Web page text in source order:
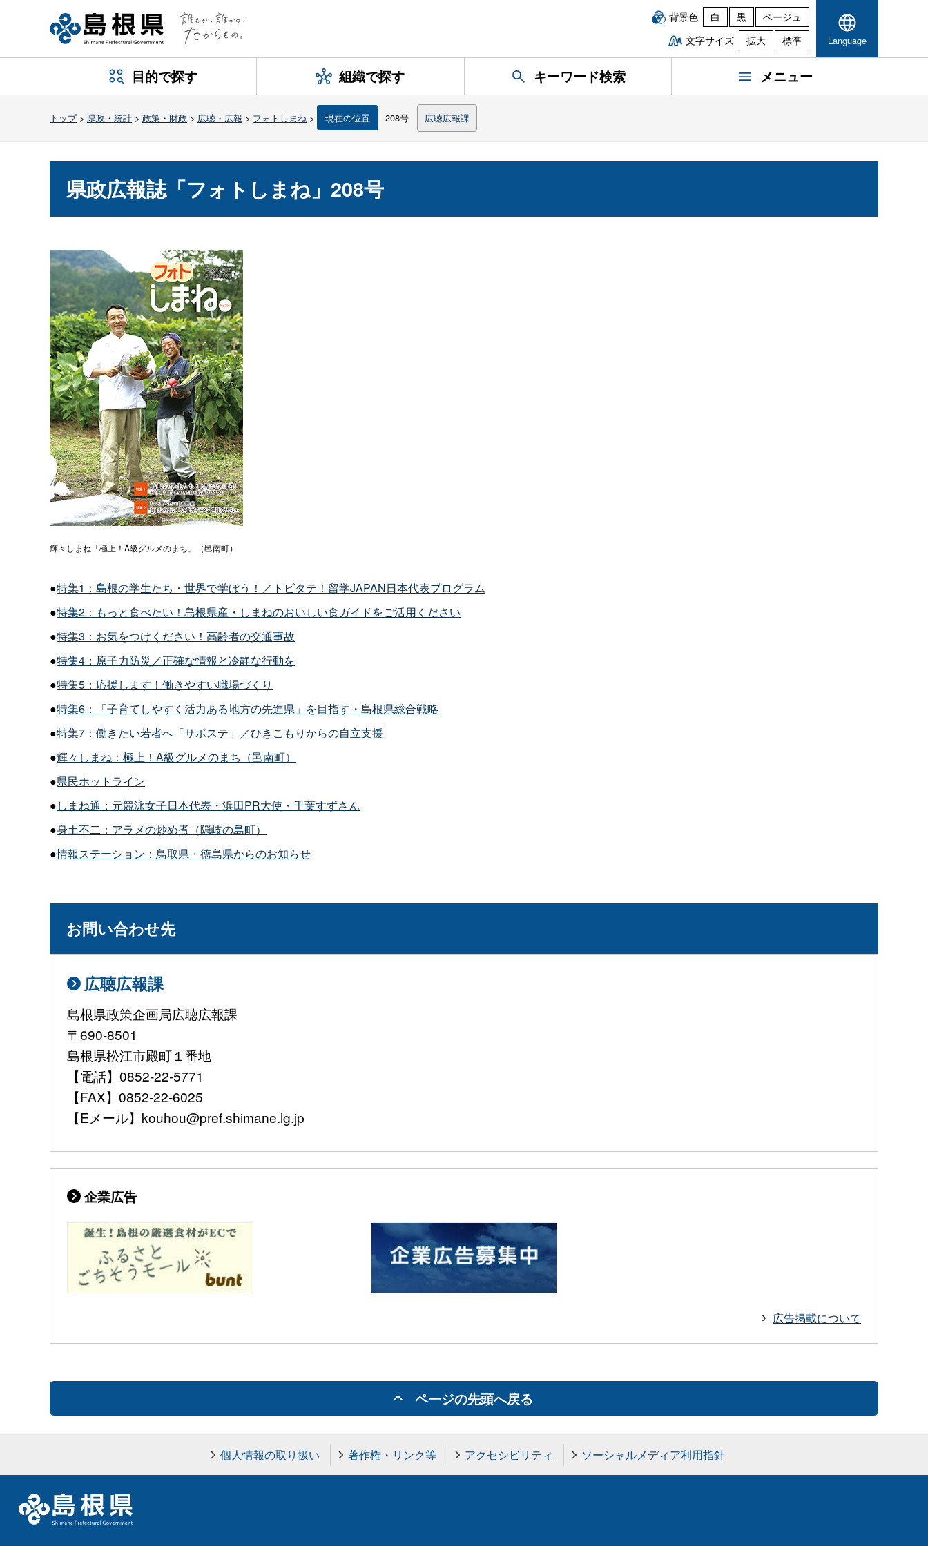
背景色 白 黒
ベージュ
文字サイズ
拡大 標準 Language
目的で探す 組織で探す キーワード検索 メニュー
トップ> 県政・統計 > 政策・財政 > 広聴・広報 > フォトしまね > 現在の位置 208号 広聴広報課
県政広報誌「フォトしまね」208号
輝々しまね「極上！A級グルメのまち」（邑南町）
●特集1：島根の学生たち・世界で学ぼう！／トビタテ！留学JAPAN日本代表プログラム
●特集2：もっと食べたい！島根県産・しまねのおいしい食ガイドをご活用ください
●特集3：お気をつけください！高齢者の交通事故
●特集4：原子力防災／正確な情報と冷静な行動を
●特集5：応援します！働きやすい職場づくり
●特集6：「子育てしやすく活力ある地方の先進県」を目指す・島根県総合戦略
●特集7：働きたい若者へ「サポステ」／ひきこもりからの自立支援
●輝々しまね：極上！A級グルメのまち（邑南町）
●県民ホットライン
●しまね通：元競泳女子日本代表・浜田PR大使・千葉すずさん
●身土不二：アラメの炒め煮（隠岐の島町）
●情報ステーション：鳥取県・徳島県からのお知らせ
お問い合わせ先
広聴広報課
島根県政策企画局広聴広報課
〒690-8501
島根県松江市殿町１番地
【電話】0852-22-5771
【FAX】0852-22-6025
【Eメール】kouhou@pref.shimane.lg.jp
企業広告
広告掲載について
ページの先頭へ戻る
個人情報の取り扱い 著作権・リンク等 アクセシビリティ ソーシャルメディア利用指針